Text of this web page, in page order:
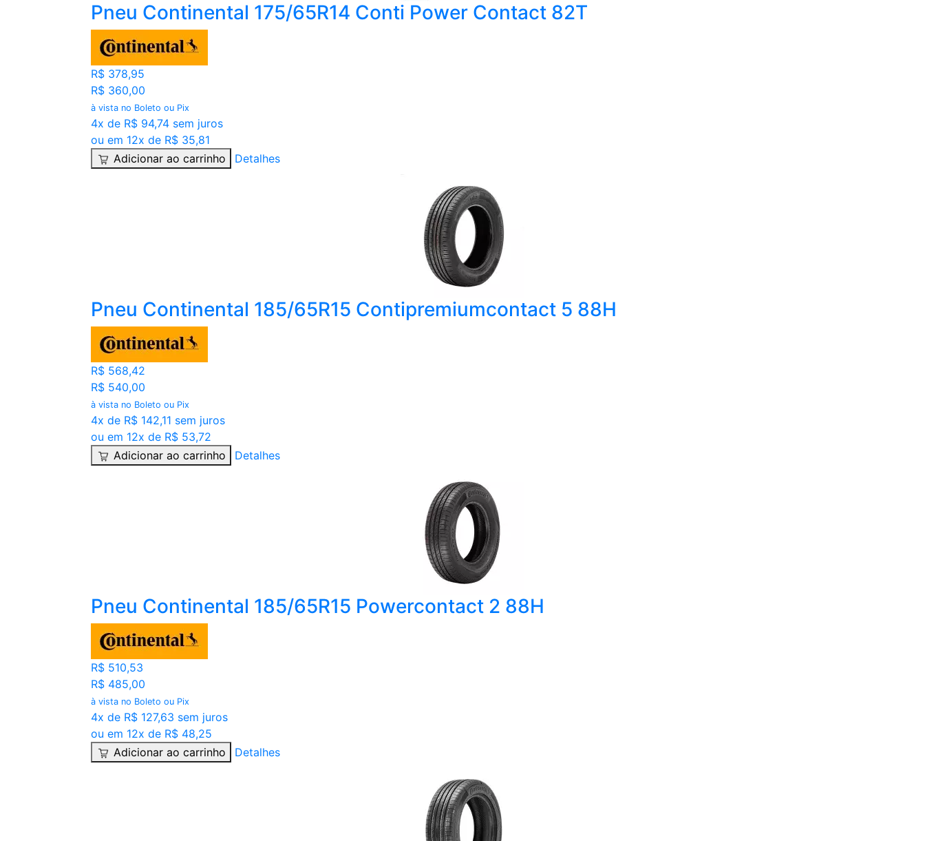
Pneu Continental 175/65R14 Conti Power Contact 82T
R$ 378,95
R$ 360,00
à vista no Boleto ou Pix
4x de R$ 94,74 sem juros
ou em 12x de R$ 35,81
Adicionar ao carrinho
Detalhes
Pneu Continental 185/65R15 Contipremiumcontact 5 88H
R$ 568,42
R$ 540,00
à vista no Boleto ou Pix
4x de R$ 142,11 sem juros
ou em 12x de R$ 53,72
Adicionar ao carrinho
Detalhes
Pneu Continental 185/65R15 Powercontact 2 88H
R$ 510,53
R$ 485,00
à vista no Boleto ou Pix
4x de R$ 127,63 sem juros
ou em 12x de R$ 48,25
Adicionar ao carrinho
Detalhes